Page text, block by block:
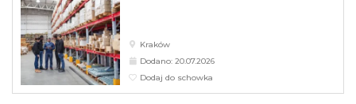
Kraków
Dodano: 20.07.2026
Dodaj do schowka